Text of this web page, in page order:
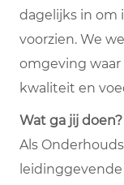
dagelijks in om
voorzien. We
omgeving
kwaliteit en
Wat ga jij doen?
Als